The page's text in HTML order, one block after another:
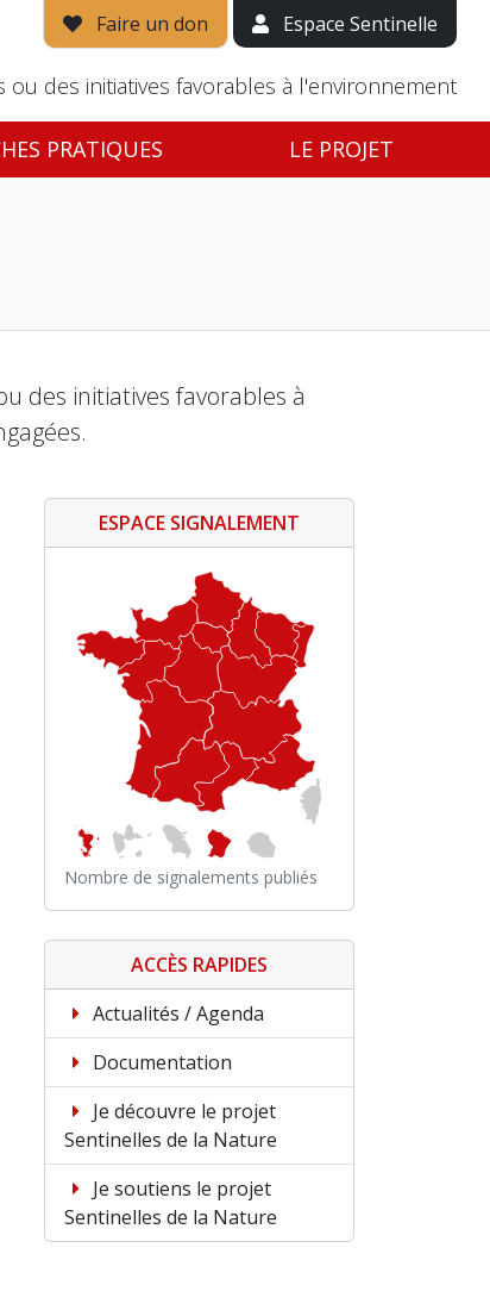
Faire un don Espace Sentinelle
ou des initiatives favorables à l'environnement
PRATIQUES LE PROJET
des initiatives favorables à
ESPACE SIGNALEMENT
Nombre de signalements publiés
ACCÈS RAPIDES
Actualités / Agenda
Documentation
Je découvre le projet
Sentinelles de la Nature
Je soutiens le projet
Sentinelles de la Nature